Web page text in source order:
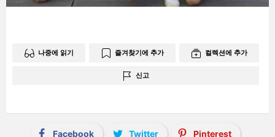
나중에 읽기 즐겨찾기에 추가 컬렉션에 추가
신고
Facebook Twitter Pinterest